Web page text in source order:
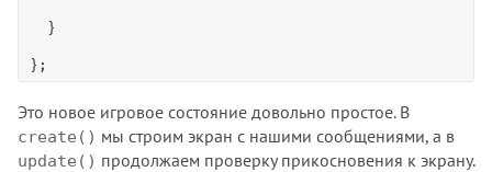
  }
};
Это новое игровое состояние довольно простое. В
create() мы строим экран с нашими сообщениями, а в
update() продолжаем проверку прикосновения к экрану.